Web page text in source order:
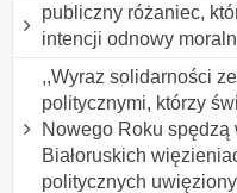
publiczny różaniec,
intencji odnowy
,,Wyraz solidarności
politycznymi, którzy
Nowego Roku spędzą
Białoruskich
politycznych